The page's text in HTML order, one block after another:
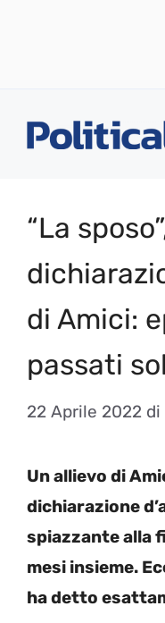
“La
di Amici:
passati
22 Aprile 2022 di
Un allievo di
dichiarazione
spiazzante alla
mesi insieme.
ha detto